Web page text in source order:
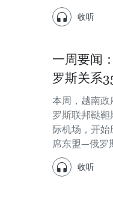
收听
一周要闻
罗斯关系
本周，越南
罗斯联邦鞑靼
际机场，开始
席东盟—俄罗
收听